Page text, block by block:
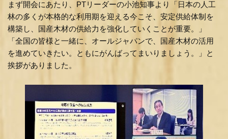
まず開会にあたり、PTリーダーの小池知事より「日本の人工
林の多くが本格的な利用期を迎える今こそ、安定供給体制を
構築し、国産木材の供給力を強化していくことが重要。」
「全国の皆様と一緒に、オールジャパンで、国産木材の活用
を進めていきたい。ともにがんばってまいりましょう。」と
挨拶がありました。